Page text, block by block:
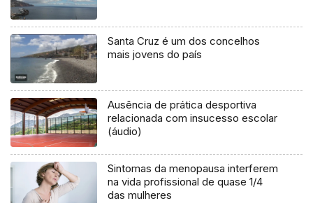
Santa Cruz é um dos concelhos
mais jovens do país
Ausência de prática desportiva
relacionada com insucesso escolar
(áudio)
Sintomas da menopausa interferem
na vida profissional de quase 1/4
das mulheres